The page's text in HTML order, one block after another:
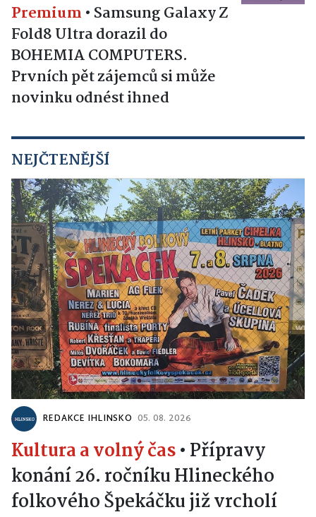
Premium • Samsung Galaxy Z
Fold8 Ultra dorazil do
BOHEMIA COMPUTERS.
Prvních pět zájemců si může
novinku odnést ihned
NEJČTENĚJŠÍ
REDAKCE IHLINSKO 05. 08. 2026
Kultura a volný čas• Přípravy
konání 26. ročníku Hlineckého
folkového Špekáčku již vrcholí